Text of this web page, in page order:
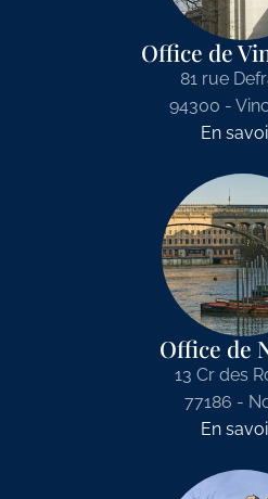
Office de
81 rue
94300 -
En
Office de
13 Cr des
77186 -
En